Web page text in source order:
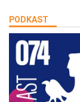
PODKAST